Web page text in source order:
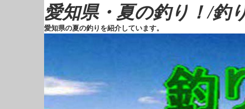
愛知県・夏の釣り！/釣
愛知県の夏の釣りを紹介しています。